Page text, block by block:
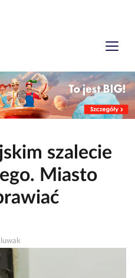
szalecie
Miasto